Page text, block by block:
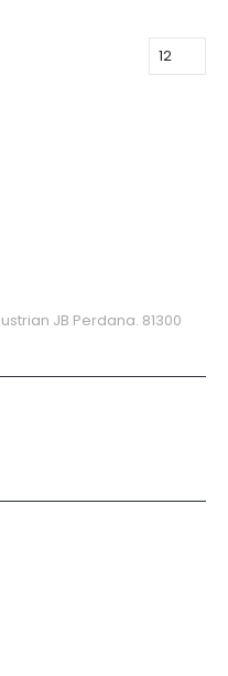
JB Perdana. 81300